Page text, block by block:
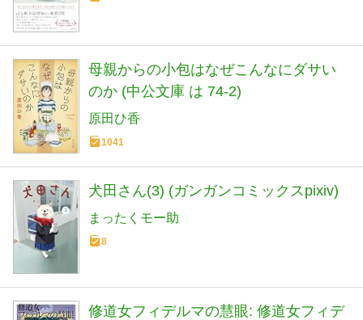
母親からの小包はなぜこんなにダサい
のか (中公文庫 は 74-2)
原田ひ香
1041
犬田さん(3) (ガンガンコミックスpixiv)
まったくモー助
8
修道女フィデルマの慧眼: 修道女フィデ